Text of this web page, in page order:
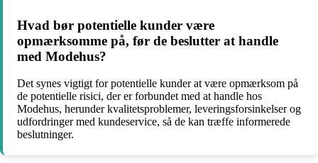
Hvad bør potentielle kunder være
opmærksomme på, før de beslutter at handle
med Modehus?
Det synes vigtigt for potentielle kunder at være opmærksom på
de potentielle risici, der er forbundet med at handle hos
Modehus, herunder kvalitetsproblemer, leveringsforsinkelser og
udfordringer med kundeservice, så de kan træffe informerede
beslutninger.